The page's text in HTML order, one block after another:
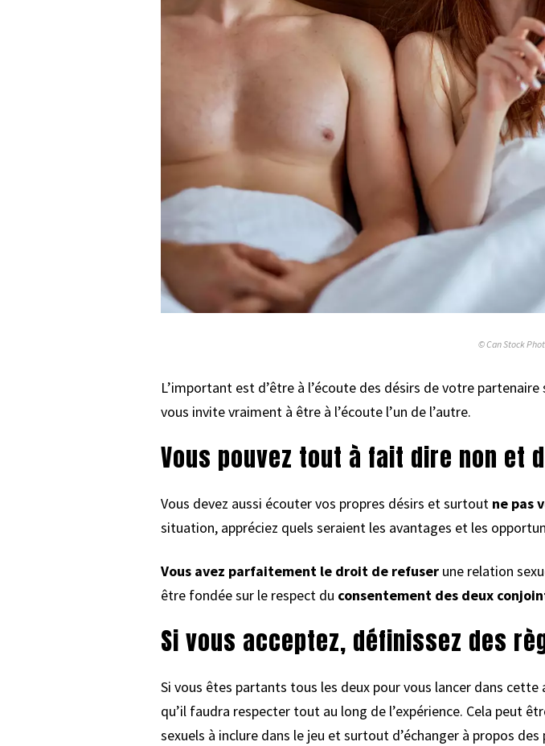
© Can Stock
L’important est d’être à l’écoute des désirs de votre
vous invite vraiment à être à l’écoute l’un de l’autre.
Vous pouvez tout à fait dire non et
Vous devez aussi écouter vos propres désirs et surtout ne pas
situation, appréciez quels seraient les avantages et les
Vous avez parfaitement le droit de refuserune relation
être fondée sur le respect du consentement des deux
Si vous acceptez, définissez des
Si vous êtes partants tous les deux pour vous lancer dans
qu’il faudra respecter tout au long de l’expérience. Cela peut
sexuels à inclure dans le jeu et surtout d’échanger à propos